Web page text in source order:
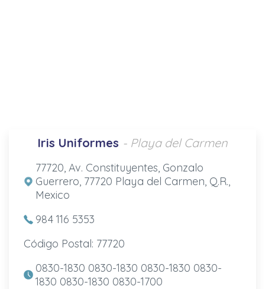
Iris Uniformes - Playa del Carmen
77720, Av. Constituyentes, Gonzalo
Guerrero, 77720 Playa del Carmen, Q.R.,
Mexico
984 116 5353
Código Postal: 77720
0830-1830 0830-1830 0830-1830 0830-
1830 0830-1830 0830-1700